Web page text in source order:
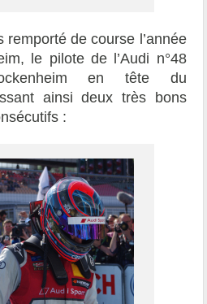
remporté de course l’année
le pilote de l’Audi n°48
en tête du
ainsi deux très bons
: